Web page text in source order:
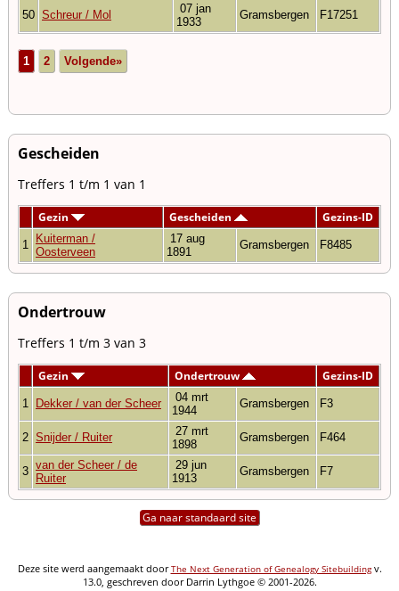
50 Schreur / Mol
07 jan
1933
Gramsbergen F17251
1 2 Volgende»
Gescheiden
Treffers 1 t/m 1 van 1
Gezin Gescheiden Gezins-ID
1
Kuiterman /
Oosterveen
17 aug
1891
Gramsbergen F8485
Ondertrouw
Treffers 1 t/m 3 van 3
Gezin Ondertrouw Gezins-ID
1 Dekker / van der Scheer
04 mrt
1944
Gramsbergen F3
2 Snijder / Ruiter
27 mrt
1898
Gramsbergen F464
3 van der Scheer / de
Ruiter
29 jun
1913
Gramsbergen F7
Ga naar standaard site
Deze site werd aangemaakt doorThe Next Generation of Genealogy Sitebuildingv.
13.0, geschreven door Darrin Lythgoe © 2001-2026.